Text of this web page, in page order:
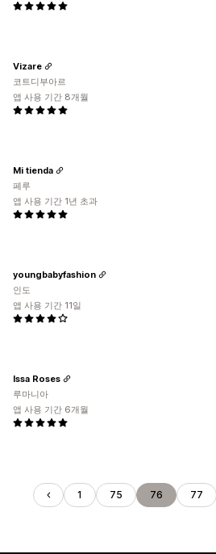
Vizare
코트디부아르
앱 사용 기간 8개월
Mi tienda
페루
앱 사용 기간 1년 초과
youngbabyfashion
인도
앱 사용 기간 11일
Issa Roses
루마니아
앱 사용 기간 6개월
1 75 76 77